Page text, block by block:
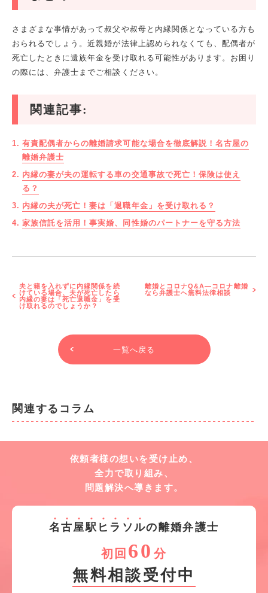
さまざまな事情があって叔父や叔母と内縁関係となっている方も
おられるでしょう。近親婚が法律上認められなくても、配偶者が
死亡したときに遺族年金を受け取れる可能性があります。お困り
の際には、弁護士までご相談ください。
関連記事:
有責配偶者からの離婚請求可能な場合を徹底解説！名古屋の
離婚弁護士
内縁の妻が夫の運転する車の交通事故で死亡！保険は使え
る？
内縁の夫が死亡！妻は「退職年金」を受け取れる？
家族信託を活用！事実婚、同性婚のパートナーを守る方法
夫と籍を入れずに内縁関係を続
けている場合、夫が死亡したら
内縁の妻は「死亡退職金」を受
け取れるのでしょうか？
離婚とコロナQ&A―コロナ離婚
なら弁護士へ無料法律相談
一覧へ戻る
関連するコラム
依頼者様の想いを受け止め、
全力で取り組み、
問題解決へ導きます。
名 古屋駅 ヒ ラ ソルの離婚弁護士
初回 60 分
無料相談受付中